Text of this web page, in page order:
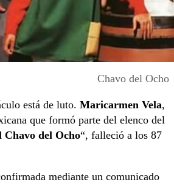
Chavo del Ocho
está de luto. Maricarmen Vela,
que formó parte del elenco del
Chavo del Ocho“, falleció a los 87
mediante un comunicado